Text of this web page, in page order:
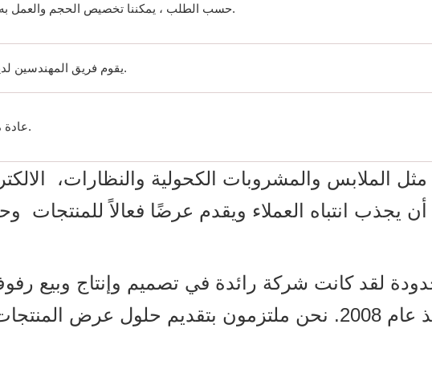
حسب الطلب ، يمكننا تخصيص الحجم والعمل به بناءً على منتجاتك.
يقوم فريق المهندسين لدينا بإنشاء موافقتك.
عادة من 25 إلى 30 يومًا.
الملابس والمشروبات الكحولية والنظارات،
لقد كانت شركة رائدة في تصميم وإنتاج وبيع